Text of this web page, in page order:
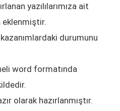
yazılılarımıza ait
eklenmiştir.
durumunu
word formatında
olarak hazırlanmıştır.